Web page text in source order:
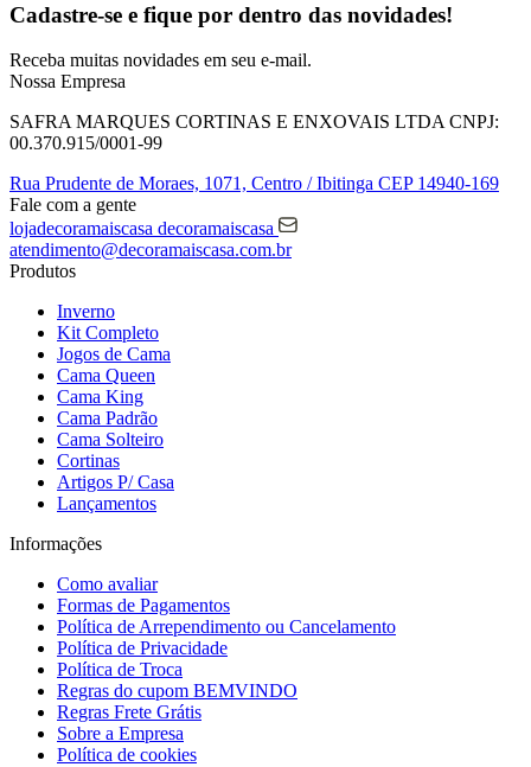
Cadastre-se e fique por dentro das novidades!
Receba muitas novidades em seu e-mail.
Nossa Empresa
SAFRA MARQUES CORTINAS E ENXOVAIS LTDA CNPJ:
00.370.915/0001-99
Rua Prudente de Moraes, 1071, Centro / Ibitinga CEP 14940-169
Fale com a gente
lojadecoramaiscasa decoramaiscasa
atendimento@decoramaiscasa.com.br
Produtos
Inverno
Kit Completo
Jogos de Cama
Cama Queen
Cama King
Cama Padrão
Cama Solteiro
Cortinas
Artigos P/ Casa
Lançamentos
Informações
Como avaliar
Formas de Pagamentos
Política de Arrependimento ou Cancelamento
Política de Privacidade
Política de Troca
Regras do cupom BEMVINDO
Regras Frete Grátis
Sobre a Empresa
Política de cookies